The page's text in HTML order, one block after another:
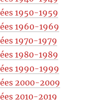
1950-1959
1960-1969
1970-1979
1980-1989
1990-1999
2000-2009
2010-2019